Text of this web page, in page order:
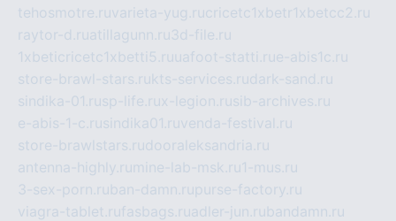
tehosmotre.ruvarieta-yug.rucricetc1xbetr1xbetcc2.ru
raytor-d.ruatillagunn.ru3d-file.ru
1xbeticricetc1xbetti5.ruuafoot-statti.rue-abis1c.ru
store-brawl-stars.rukts-services.rudark-sand.ru
sindika-01.rusp-life.rux-legion.rusib-archives.ru
e-abis-1-c.rusindika01.ruvenda-festival.ru
store-brawlstars.rudooraleksandria.ru
antenna-highly.ru mine-lab-msk.ru1-mus.ru
3-sex-porn.ruban-damn.rupurse-factory.ru
viagra-tablet.rufasbags.ruadler-jun.rubandamn.ru